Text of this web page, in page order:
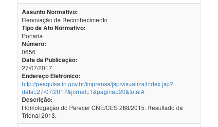
Assunto Normativo:
Renovação de Reconhecimento
Tipo de Ato Normativo:
Portaria
Número:
0656
Data da Publicação:
27/07/2017
Endereço Eletrônico:
http://pesquisa.in.gov.br/imprensa/jsp/visualiza/index.jsp?
data=27/07/2017&jornal=1&pagina=20&totalA
Descrição:
Homologação do Parecer CNE/CES 288/2015. Resultado da
Trienal 2013.